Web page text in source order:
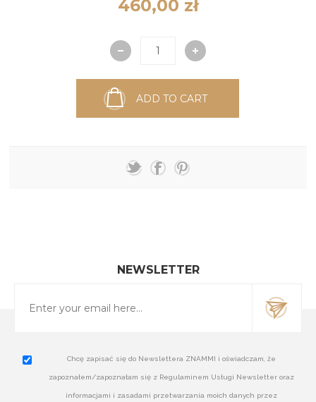
460,00 zł
ADD TO CART
NEWSLETTER
Chcę zapisać się do Newslettera ZNAMMI i oświadczam, że
zapoznałem/zapoznałam się z Regulaminem Usługi Newsletter oraz
informacjami i zasadami przetwarzania moich danych przez